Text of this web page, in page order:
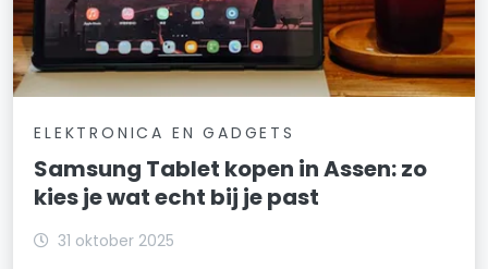
ELEKTRONICA EN GADGETS
Samsung Tablet kopen in Assen: zo
kies je wat echt bij je past
31 oktober 2025